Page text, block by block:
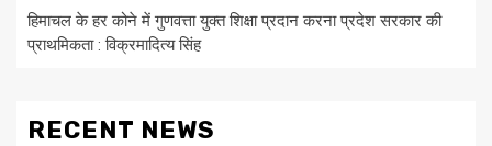
हिमाचल के हर कोने में गुणवत्ता युक्त शिक्षा प्रदान करना प्रदेश सरकार की
प्राथमिकता : विक्रमादित्य सिंह
RECENT NEWS